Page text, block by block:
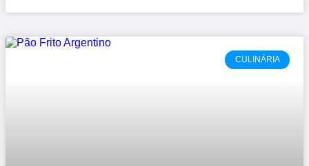
CULINÁRIA